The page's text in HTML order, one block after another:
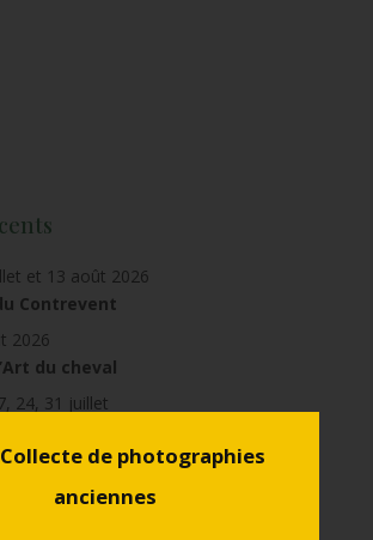
Collecte de photographies
anciennes
et 13 août 2026
Contrevent
2026
du cheval
24, 31 juillet
21 août
en soirée